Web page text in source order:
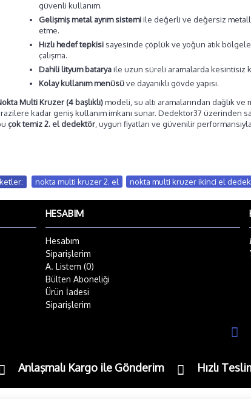
güvenli kullanım.
Gelişmiş metal ayrım sistemiile değerli ve değersiz
etme.
Hızlı hedef tepkisi sayesinde çöplük ve yoğun atık
çalışma.
Dahili lityum bataryaile uzun süreli aramalarda kesintisiz
Kolay kullanım menüsüve dayanıklı gövde yapısı.
Multi Kruzer (4 başlıklı)modeli, su altı aramalarından dağlık ve
kadar geniş kullanım imkanı sunar. Dedektor37 üzerinden
çok temiz 2. el dedektör , uygun fiyatları ve güvenilir performansıyla
nokta multi kruzer 2. el nokta multi kruzer ikinci el
HESABIM
Hesabım
Siparişlerim
A. Listem (0)
Bülten Aboneliği
Ürün İadesi
Siparişlerim
Anlaşmalı Kargo ile Gönderim Hızlı